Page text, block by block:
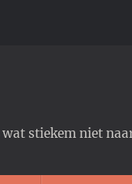
stiekem niet